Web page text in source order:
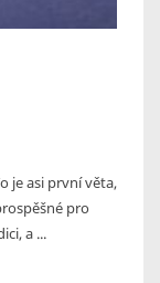
je asi první věta,
pro
a ...